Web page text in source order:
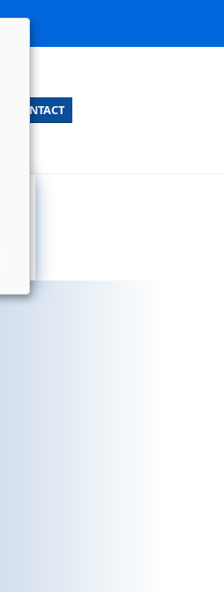
CONTACT